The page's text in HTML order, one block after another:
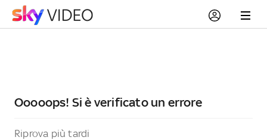
Ooooops! Si è verificato un errore
Riprova più tardi